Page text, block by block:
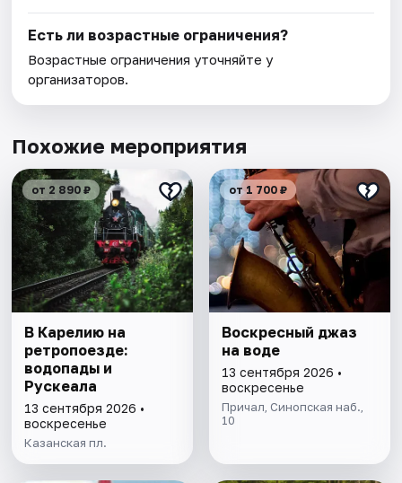
Есть ли возрастные ограничения?
Возрастные ограничения уточняйте у
организаторов.
Похожие мероприятия
от 2 890 ₽
В Карелию на
ретропоезде:
водопады и
Рускеала
13 сентября 2026 •
воскресенье
Казанская пл.
от 1 700 ₽
Воскресный джаз
на воде
13 сентября 2026 •
воскресенье
Причал, Синопская наб.,
10